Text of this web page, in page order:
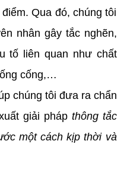
Qua đó, chúng tôi
nhân gây tắc nghẽn,
tố liên quan như chất
cống,…
chúng tôi đưa ra chẩn
giải pháp thông tắc
một cách kịp thời và